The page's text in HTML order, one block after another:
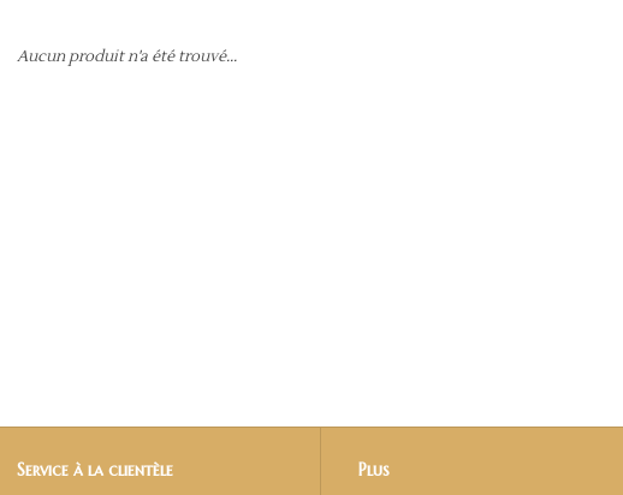
Aucun produit n'a été trouvé...
Service à la clientèle Plus